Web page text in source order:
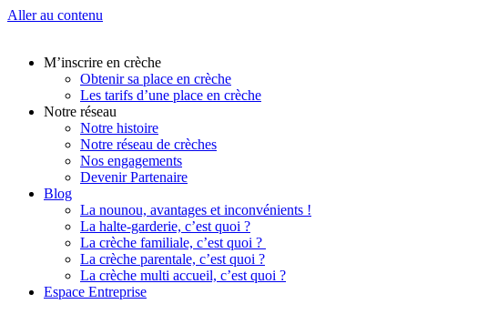
Aller au contenu
M’inscrire en crèche
Obtenir sa place en crèche
Les tarifs d’une place en crèche
Notre réseau
Notre histoire
Notre réseau de crèches
Nos engagements
Devenir Partenaire
Blog
La nounou, avantages et inconvénients !
La halte-garderie, c’est quoi ?
La crèche familiale, c’est quoi ?
La crèche parentale, c’est quoi ?
La crèche multi accueil, c’est quoi ?
Espace Entreprise